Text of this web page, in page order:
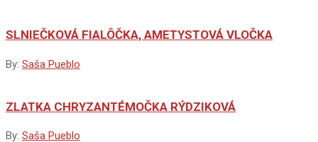
SLNIEČKOVÁ FIALÔČKA, AMETYSTOVÁ VLOČKA
By: Saša Pueblo
ZLATKA CHRYZANTÉMOČKA RÝDZIKOVÁ
By: Saša Pueblo